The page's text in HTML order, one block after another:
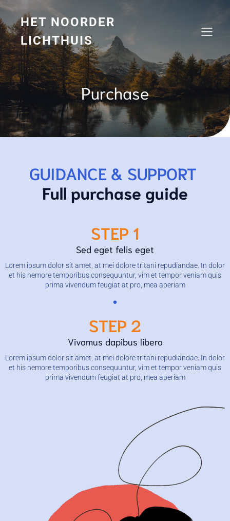
HET NOORDER
LICHTHUIS
Purchase
GUIDANCE & SUPPORT
Full purchase guide
STEP 1
Sed eget felis eget
Lorem ipsum dolor sit amet, at mei dolore tritani repudiandae. In dolor
et his nemore temporibus consequuntur, vim et tempor veniam quis
prima vivendum feugiat at pro, mea aperiam
STEP 2
Vivamus dapibus libero
Lorem ipsum dolor sit amet, at mei dolore tritani repudiandae. In dolor
et his nemore temporibus consequuntur, vim et tempor veniam quis
prima vivendum feugiat at pro, mea aperiam